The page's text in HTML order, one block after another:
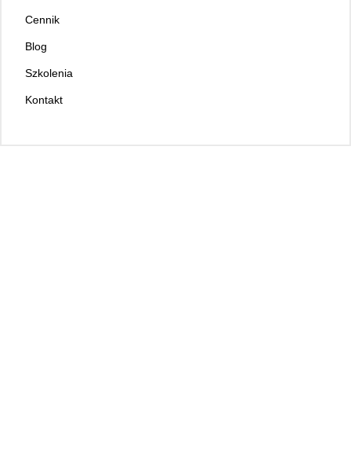
Cennik
Blog
Szkolenia
Kontakt